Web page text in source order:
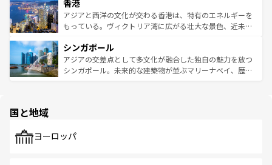
とつ。フォーやバインミー、ベトナムコーヒーなどは、ぜ
ひ現地で味わいたい。どの地域を訪れてもあたたかい人々
が旅行者を迎えてくれるので、きっと忘れられない旅にな
参照してほしい。
の活気が交差している。北部ではチェンマイなどの山岳地
帯で自然と触れ合い、南部ではプーケットやクラビの美し
いビーチでリゾート気分を楽しむことができる。タイ料理
激する。気候は一年中温暖で、どの季節にも異なる楽しみ
が待っている。親しみやすいタイの人々、仏教を中心とし
た文化、そして多様な観光資源が、訪れる旅人を魅了し続
香港
アジアと西洋の文化が交わる香港は、特有のエネルギーを
もっている。ヴィクトリア湾に広がる壮大な景色、近未来
み、どこを訪れても感動するはず。観光スポットが密集し
ており、効率よく見どころを回れるのも魅力。息をのむよ
うな絶景から文化的な体験まで、香港を存分に楽しみ尽く
シンガポール
アジアの交差点として多文化が融合した独自の魅力を放つ
シンガポール。未来的な建築物が並ぶマリーナベイ、歴史
で、ホーカーズは地元の風情を楽しめる外せないスポット
国と地域
ヨーロッパ